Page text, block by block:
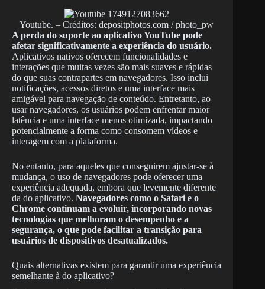
Youtube. – Créditos: depositphotos.com / photo_pw
A perda do suporte ao aplicativo YouTube pode
afetar significativamente a experiência do usuário.
Aplicativos nativos oferecem funcionalidades e
interações que muitas vezes são mais suaves e rápidas
do que suas contrapartes em navegadores. Isso inclui
notificações, acessos diretos e uma interface mais
amigável para navegação de conteúdo. Entretanto, ao
usar navegadores, os usuários podem enfrentar maior
latência e uma interface menos otimizada, impactando
potencialmente a forma como consomem vídeos e
interagem com a plataforma.
No entanto, para aqueles que conseguirem ajustar-se à
mudança, o uso de navegadores pode oferecer uma
experiência adequada, embora que levemente diferente
da do aplicativo. Navegadores como o Safari e o
Chrome continuam a evoluir, incorporando novas
tecnologias que melhoram o desempenho e a
segurança, o que pode facilitar a transição para
usuários de dispositivos desatualizados.
Quais alternativas existem para garantir uma experiência
semelhante à do aplicativo?